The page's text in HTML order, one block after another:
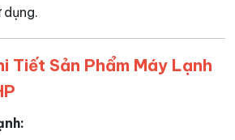
Tiết Sản Phẩm Máy Lạnh